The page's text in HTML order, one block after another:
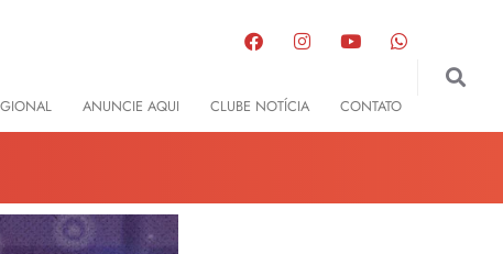
ANUNCIE AQUI CLUBE NOTÍCIA CONTATO